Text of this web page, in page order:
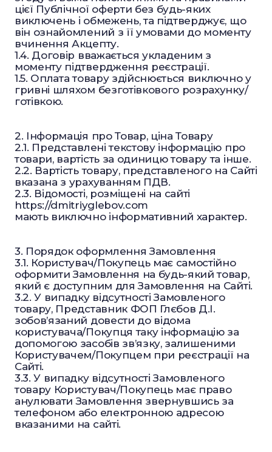
цієї Публічної оферти без будь-яких
виключень і обмежень, та підтверджує, що
він ознайомлений з її умовами до моменту
вчинення Акцепту.
1.4. Договір вважається укладеним з
моменту підтвердження реєстрації.
1.5. Оплата товару здійснюється виключно у
гривні шляхом безготівкового розрахунку/
готівкою.
2. Інформація про Товар, ціна Товару
2.1. Представлені текстову інформацію про
товари, вартість за одиницю товару та інше.
2.2. Вартість товару, представленого на Сайті
вказана з урахуванням ПДВ.
2.3. Відомості, розміщені на сайті
https://dmitriyglebov.com
мають виключно інформативний характер.
3. Порядок оформлення Замовлення
3.1. Користувач/Покупець має самостійно
оформити Замовлення на будь-який товар,
який є доступним для Замовлення на Сайті.
3.2. У випадку відсутності Замовленого
товару, Представник ФОП Глєбов Д.І.
зобов’язаний довести до відома
користувача/Покупця таку інформацію за
допомогою засобів зв’язку, залишеними
Користувачем/Покупцем при реєстрації на
Сайті.
3.3. У випадку відсутності Замовленого
товару Користувач/Покупець має право
анулювати Замовлення звернувшись за
телефоном або електронною адресою
вказаними на сайті.